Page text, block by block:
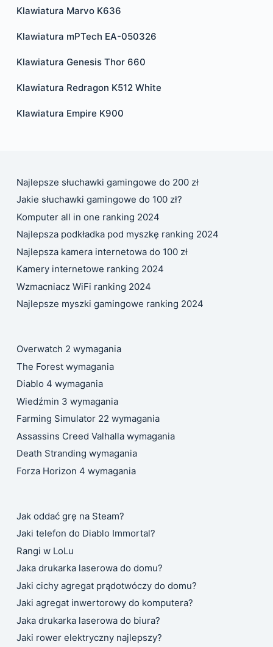
Klawiatura Marvo K636
Klawiatura mPTech EA-050326
Klawiatura Genesis Thor 660
Klawiatura Redragon K512 White
Klawiatura Empire K900
Najlepsze słuchawki gamingowe do 200 zł
Jakie słuchawki gamingowe do 100 zł?
Komputer all in one ranking 2024
Najlepsza podkładka pod myszkę ranking 2024
Najlepsza kamera internetowa do 100 zł
Kamery internetowe ranking 2024
Wzmacniacz WiFi ranking 2024
Najlepsze myszki gamingowe ranking 2024
Overwatch 2 wymagania
The Forest wymagania
Diablo 4 wymagania
Wiedźmin 3 wymagania
Farming Simulator 22 wymagania
Assassins Creed Valhalla wymagania
Death Stranding wymagania
Forza Horizon 4 wymagania
Jak oddać grę na Steam?
Jaki telefon do Diablo Immortal?
Rangi w LoLu
Jaka drukarka laserowa do domu?
Jaki cichy agregat prądotwóczy do domu?
Jaki agregat inwertorowy do komputera?
Jaka drukarka laserowa do biura?
Jaki rower elektryczny najlepszy?